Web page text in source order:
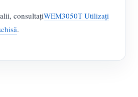
consultațiWEM3050T Utilizați
.